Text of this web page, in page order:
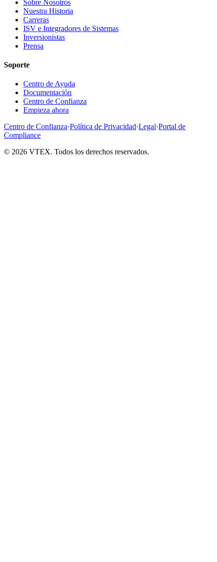
Sobre Nosotros
Nuestra Historia
Carreras
ISV e Integradores de Sistemas
Inversionistas
Prensa
Soporte
Centro de Ayuda
Documentación
Centro de Confianza
Empieza ahora
Centro de Confianza·Política de Privacidad·Legal·Portal de
Compliance
© 2026 VTEX. Todos los derechos reservados.